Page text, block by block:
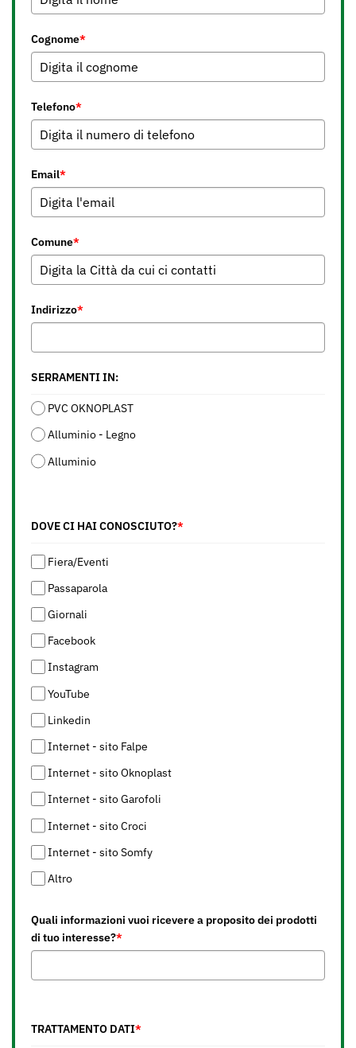
Cognome*
Telefono*
Email*
Comune*
Indirizzo*
SERRAMENTI IN:
PVC OKNOPLAST
Alluminio - Legno
Alluminio
DOVE CI HAI CONOSCIUTO?*
Fiera/Eventi
Passaparola
Giornali
Facebook
Instagram
YouTube
Linkedin
Internet - sito Falpe
Internet - sito Oknoplast
Internet - sito Garofoli
Internet - sito Croci
Internet - sito Somfy
Altro
Quali informazioni vuoi ricevere a proposito dei prodotti
di tuo interesse?*
TRATTAMENTO DATI*